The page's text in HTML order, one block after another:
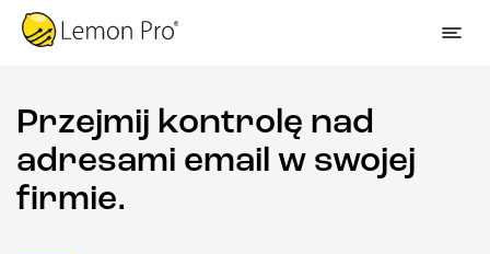
Przejmij kontrolę nad
adresami email w swojej
firmie.